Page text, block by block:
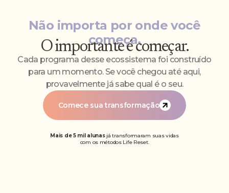
Não importa por onde você
começa.
O importante é começar.
Cada programa desse ecossistema foi construído
para um momento. Se você chegou até aqui,
provavelmente já sabe qual é o seu.
Comece sua transformação
Mais de 5 mil alunasjá transformaram suas vidas
com os métodos Life Reset.